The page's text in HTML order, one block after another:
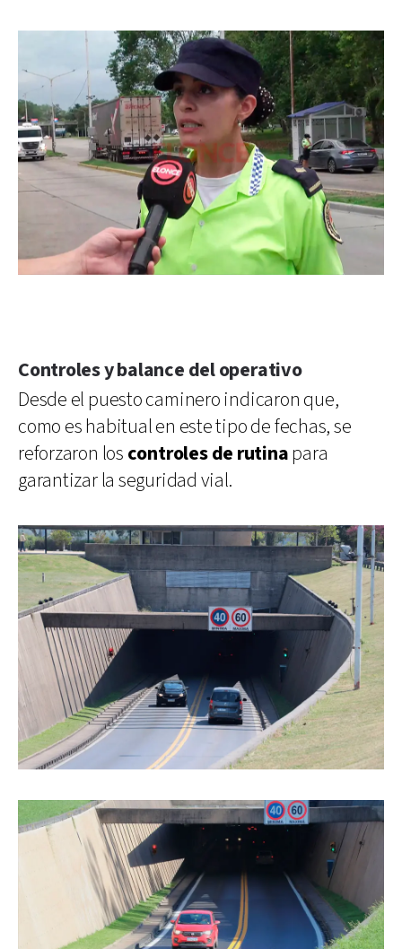
Controles y balance del operativo
Desde el puesto caminero indicaron que,
como es habitual en este tipo de fechas, se
reforzaron los controles de rutinapara
garantizar la seguridad vial.